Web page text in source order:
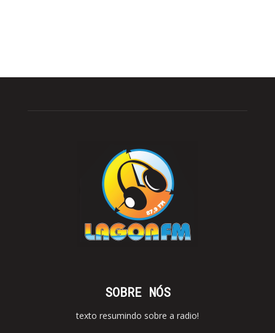
SOBRE NÓS
texto resumindo sobre a radio!